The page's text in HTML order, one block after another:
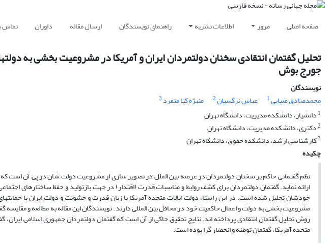
صفحه اصلی مرور اطلاعات نشریه راهنمای نویسندگان ارسال مقاله داوران تماس
تحلیل گفتمان انتقادی سخنان دولتمردان ایران و آمریکا در مشروعیت بخشی به
جورج بوش
نویسندگان
محمدصادق ضیایی1 عباس نرگسیان2 منیژه کیا منفرد 3
1 دانشیار، دانشکده مدیریت، دانشگاه تهران
2دکتری، دانشکده مدیریت، دانشگاه تهران
3کارشناسی ارشد، دانشکده حقوق، دانشگاه تهران
چکیده
نظم گفتمانی حاکم بر سخنان دولتمردان در عرصه بین الملل در تصویر سازی از مشروعیت دولت شان در پی آن است
ارائه نماید. گفتمان دولتمردان برای کشف روابط و مناسبات قدرت (اقتدار) در جهت بازتولید و حفظ ساختارهای
خودشان تحلیل شده است. در این راستا، دولت ایالات متحده آمریکا با زبان قدرت و خشونت و دولت ایران با
مشروعیت بخشی به دولت و اعمال حاکمیت خود در محافل بین المللی دارند. نویسندگان این مقاله به مطالعه و مقایسه
روش تحلیل گفتمان انتقادی پرداخته اند. نتایج تحقیق حاکی از آن است که گفتمان دولتمردان جمهوری اسلامی ایران،
متحده آمریکا، گفتمان توطئه و انحصار گرا بوده است.